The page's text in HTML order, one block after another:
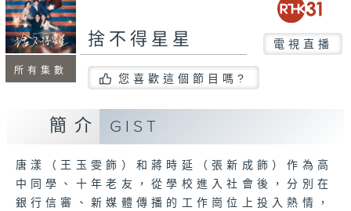
所有集數
捨不得星星 電視直播
您喜歡這個節目嗎?
簡介 GIST
唐漾（王玉雯飾）和蔣時延（張新成飾）作為高
中同學、十年老友，從學校進入社會後，分別在
銀行信審、新媒體傳播的工作崗位上投入熱情，